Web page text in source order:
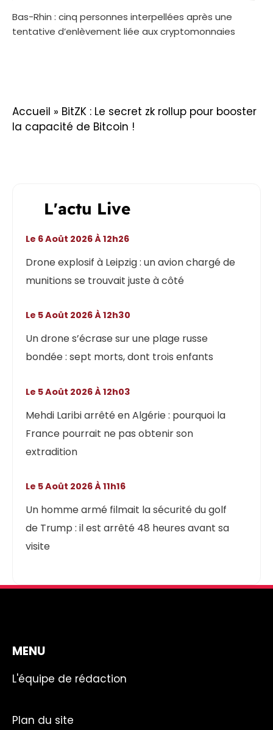
Bas-Rhin : cinq personnes interpellées après une
tentative d’enlèvement liée aux cryptomonnaies
Accueil » BitZK : Le secret zk rollup pour booster
la capacité de Bitcoin !
L'actu Live
Drone explosif à Leipzig : un avion chargé de
munitions se trouvait juste à côté
Le 6 Août 2026 À 12h26
Un drone s’écrase sur une plage russe
bondée : sept morts, dont trois enfants
Le 5 Août 2026 À 12h30
Mehdi Laribi arrêté en Algérie : pourquoi la
France pourrait ne pas obtenir son
extradition
Le 5 Août 2026 À 12h03
Un homme armé filmait la sécurité du golf
de Trump : il est arrêté 48 heures avant sa
visite
Le 5 Août 2026 À 11h16
MENU
L'équipe de rédaction
Plan du site